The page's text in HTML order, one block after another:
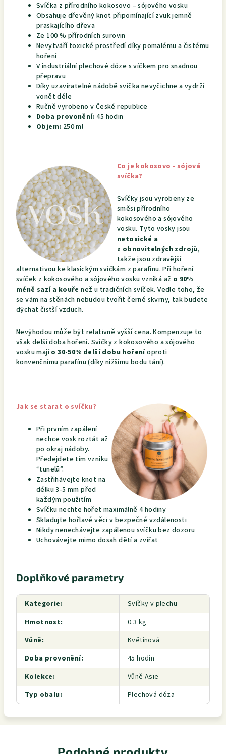
Svíčka z přírodního kokosovo – sójového vosku
Obsahuje dřevěný knot připomínající zvuk jemně
praskajícího dřeva
Ze 100 % přírodních surovin
Nevytváří toxické prostředí díky pomalému a čistému
hoření
V industriální plechové dóze s víčkem pro snadnou
přepravu
Díky uzavíratelné nádobě svíčka nevyčichne a vydrží
vonět déle
Ručně vyrobeno v České republice
Doba provonění: 45 hodin
Objem: 250 ml
Co je kokosovo - sójová
svíčka?
Svíčky jsou vyrobeny ze
směsi přírodního
kokosového a sójového
vosku. Tyto vosky jsou
netoxické a
z obnovitelných zdrojů,
takže jsou zdravější
alternativou ke klasickým svíčkám z parafínu. Při hoření
svíček z kokosového a sójového vosku vzniká až o 90%
méně sazí a kouře než u tradičních svíček. Vedle toho, že
se vám na stěnách nebudou tvořit černé skvrny, tak budete
dýchat čistší vzduch.
Nevýhodou může být relativně vyšší cena. Kompenzuje to
však delší doba hoření. Svíčky z kokosového a sójového
vosku majío 30-50% delší dobu hořeníoproti
konvenčnímu parafínu (díky nižšímu bodu tání).
Jak se starat o svíčku?
Při prvním zapálení
nechce vosk roztát až
po okraj nádoby.
Předejdete tím vzniku
“tunelů”.
Zastřihávejte knot na
délku 3-5 mm před
každým použitím
Svíčku nechte hořet maximálně 4 hodiny
Skladujte hořlavé věci v bezpečné vzdálenosti
Nikdy nenechávejte zapálenou svíčku bez dozoru
Uchovávejte mimo dosah dětí a zvířat
Doplňkové parametry
Kategorie:
Svíčky v plechu
Hmotnost:
0.3 kg
Vůně:
Květinová
Doba provonění:
45 hodin
Kolekce:
Vůně Asie
Typ obalu: Plechová dóza